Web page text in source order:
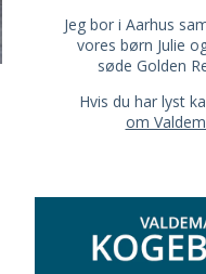
Jeg bor i Aarhus
vores børn Julie
søde Golden
Hvis du har lyst
om